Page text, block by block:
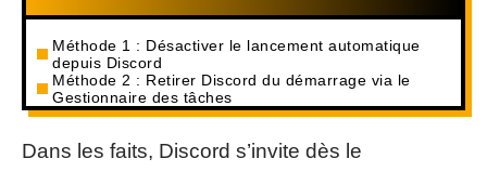
Méthode 1 : Désactiver le lancement automatique
depuis Discord
Méthode 2 : Retirer Discord du démarrage via le
Gestionnaire des tâches
Dans les faits, Discord s’invite dès le